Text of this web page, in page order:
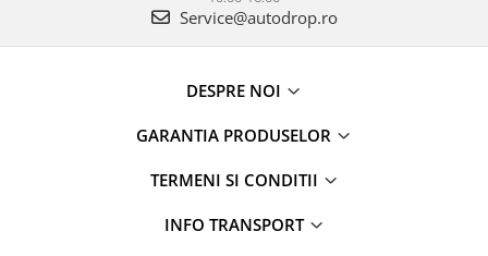
Service@autodrop.ro
DESPRE NOI
GARANTIA PRODUSELOR
TERMENI SI CONDITII
INFO TRANSPORT